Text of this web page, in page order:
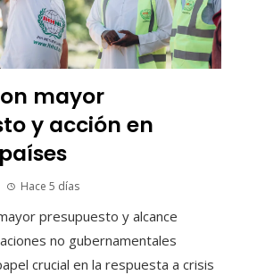
mayor
y acción en
Hace 5 días
presupuesto y alcance
no gubernamentales
crucial en la respuesta a crisis